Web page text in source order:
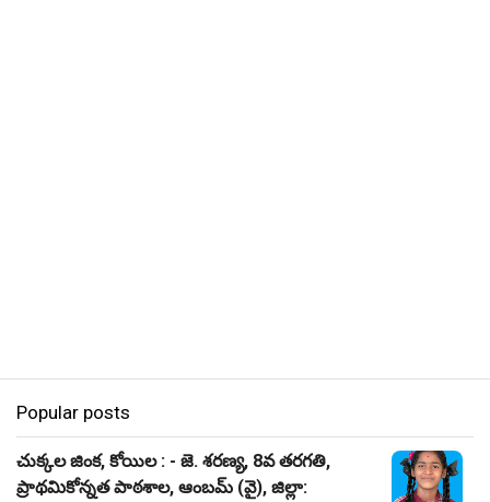
Popular posts
చుక్కల జింక, కోయిల : - జె. శరణ్య, 8వ తరగతి,
ప్రాథమికోన్నత పాఠశాల, ఆంబమ్ (వై), జిల్లా: